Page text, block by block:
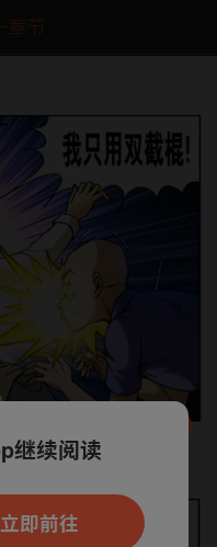
章节
可打开App新用
继续阅读
立即前往